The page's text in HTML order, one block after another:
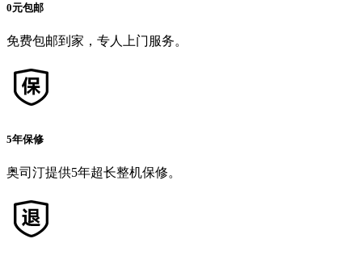
0元包邮
免费包邮到家，专人上门服务。
5年保修
奥司汀提供5年超长整机保修。